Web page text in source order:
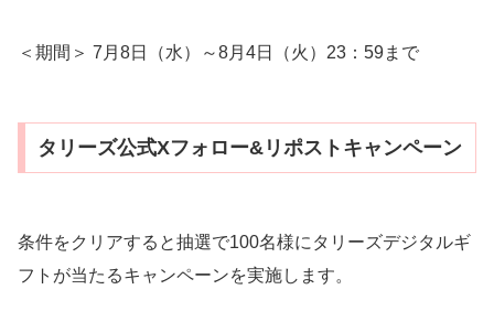
＜期間＞ 7月8日（水）～8月4日（火）23：59まで
タリーズ公式Xフォロー&リポストキャンペーン
条件をクリアすると抽選で100名様にタリーズデジタルギ
フトが当たるキャンペーンを実施します。